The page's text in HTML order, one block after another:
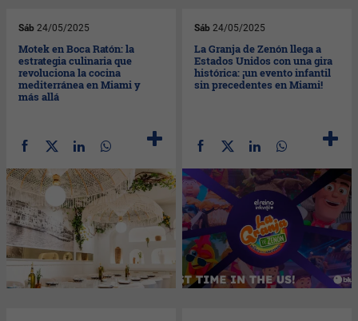
Sáb 24/05/2025
Motek en Boca Ratón: la
estrategia culinaria que
revoluciona la cocina
mediterránea en Miami y
más allá
Sáb 24/05/2025
La Granja de Zenón llega a
Estados Unidos con una gira
histórica: ¡un evento infantil
sin precedentes en Miami!